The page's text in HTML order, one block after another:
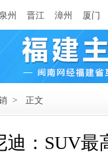
泉州 晋江 漳州 厦门
> 正文
：SUV最